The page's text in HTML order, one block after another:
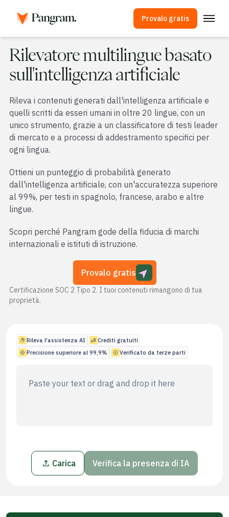
Provalo gratis
Soluzioni
Rilevatore di IA
Rilevatore di immagini
Estensione per browser
API
Integrazioni
Rilevamento multilingue tramite IA
Casi d'uso
Azienda
Blog
Contatta l'ufficio vendite
Provalo gratis
Rilevatore multilingue basato
sull'intelligenza artificiale
Rileva i contenuti generati dall'intelligenza artificiale e
quelli scritti da esseri umani in oltre 20 lingue, con un
unico strumento, grazie a un classificatore di testi leader
di mercato e a processi di addestramento specifici per
ogni lingua.
Ottieni un punteggio di probabilità generato
dall'intelligenza artificiale, con un'accuratezza superiore
al 99%, per testi in spagnolo, francese, arabo e altre
lingue.
Scopri perché Pangram gode della fiducia di marchi
internazionali e istituti di istruzione.
Provalo gratis
Certificazione SOC 2 Tipo 2. I tuoi contenuti rimangono di tua
proprietà.
Rileva l'assistenza AI
Crediti gratuiti
Precisione superiore al 99,9%
Verificato da terze parti
Carica Verifica la presenza di IA